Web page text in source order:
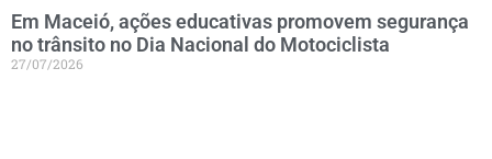
Em Maceió, ações educativas promovem segurança
no trânsito no Dia Nacional do Motociclista
27/07/2026